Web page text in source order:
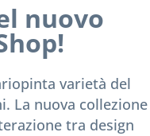
nuovo
varietà del
La nuova collezione
tra design